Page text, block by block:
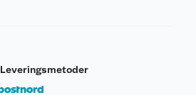
Leveringsmetoder